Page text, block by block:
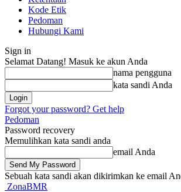
Kode Etik
Pedoman
Hubungi Kami
Sign in
Selamat Datang! Masuk ke akun Anda
nama pengguna
kata sandi Anda
Forgot your password? Get help
Pedoman
Password recovery
Memulihkan kata sandi anda
email Anda
Sebuah kata sandi akan dikirimkan ke email
ZonaBMR